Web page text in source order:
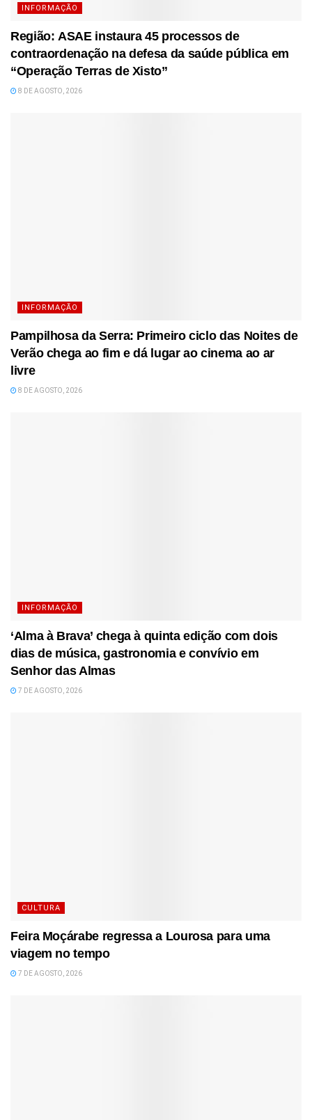
INFORMAÇÃO
Região: ASAE instaura 45 processos de
contraordenação na defesa da saúde pública em
“Operação Terras de Xisto”
8 DE AGOSTO, 2026
INFORMAÇÃO
Pampilhosa da Serra: Primeiro ciclo das Noites de
Verão chega ao fim e dá lugar ao cinema ao ar
livre
8 DE AGOSTO, 2026
INFORMAÇÃO
‘Alma à Brava’ chega à quinta edição com dois
dias de música, gastronomia e convívio em
Senhor das Almas
7 DE AGOSTO, 2026
CULTURA
Feira Moçárabe regressa a Lourosa para uma
viagem no tempo
7 DE AGOSTO, 2026